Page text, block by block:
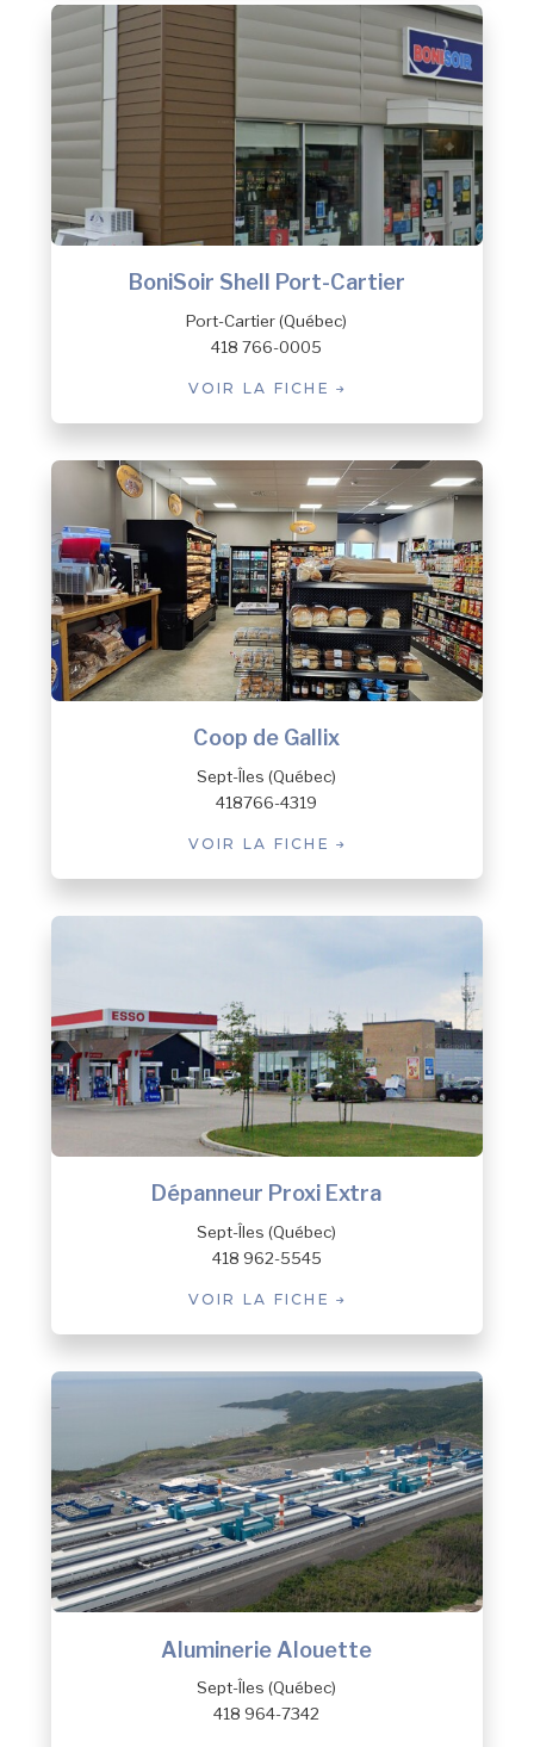
BoniSoir Shell Port-Cartier
Port-Cartier (Québec)
418 766-0005
VOIR LA FICHE
Coop de Gallix
Sept-Îles (Québec)
418766-4319
VOIR LA FICHE
Dépanneur Proxi Extra
Sept-Îles (Québec)
418 962-5545
VOIR LA FICHE
Aluminerie Alouette
Sept-Îles (Québec)
418 964-7342